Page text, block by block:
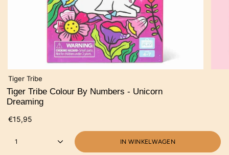
Tiger Tribe
Tiger Tribe Colour By Numbers - Unicorn
Dreaming
€15,95
1 IN WINKELWAGEN